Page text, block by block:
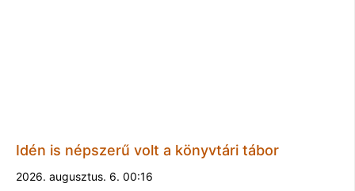
Idén is népszerű volt a könyvtári tábor
2026. augusztus. 6. 00:16